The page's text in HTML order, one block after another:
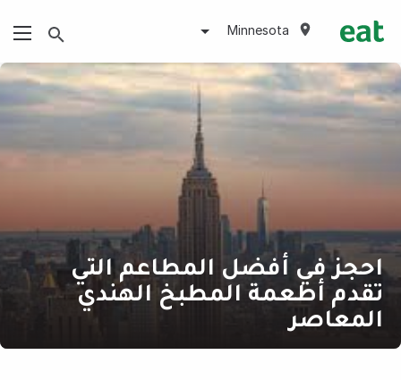
Minnesota
احجز في أفضل المطاعم التي
تقدم أطعمة المطبخ الهندي
المعاصر